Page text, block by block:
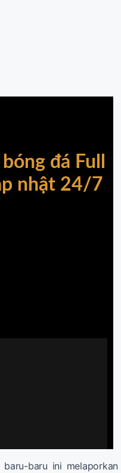
baru ini melaporkan